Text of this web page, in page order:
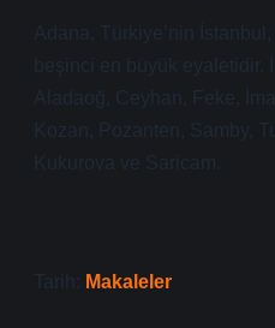
Adana, Türkiye’nin İstanbul,
beşinci en büyük eyaletidir.
Aladaoğ, Ceyhan, Feke,
Kozan, Pozanten, Samby,
Kukurova ve Saricam.
Tarih: Makaleler